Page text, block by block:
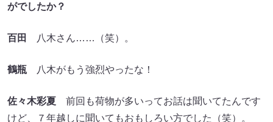
がでしたか？
百田 八木さん……（笑）。
鶴瓶 八木がもう強烈やったな！
佐々木彩夏 前回も荷物が多いってお話は聞いてたんです
けど、７年越しに聞いてもおもしろい方でした（笑）。